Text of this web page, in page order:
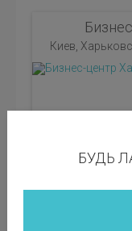
Киев,
БУДЬ